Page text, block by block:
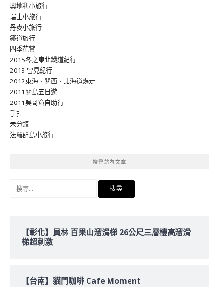
奧地利小旅行
瑞士小旅行
丹麥小旅行
鐵道旅行
四季花賞
2015冬之東北鐵道紀行
2013 雪見紀行
2012東海、關西、北海道爆走
2011關島五日遊
2011吳哥窟自助行
手扎
未分類
法羅群島小旅行
搜尋站內文章
【彰化】員林 百果山溜滑梯 26公尺三層樓高溜滑
梯超刺激
【台南】貓門咖啡 Cafe Moment